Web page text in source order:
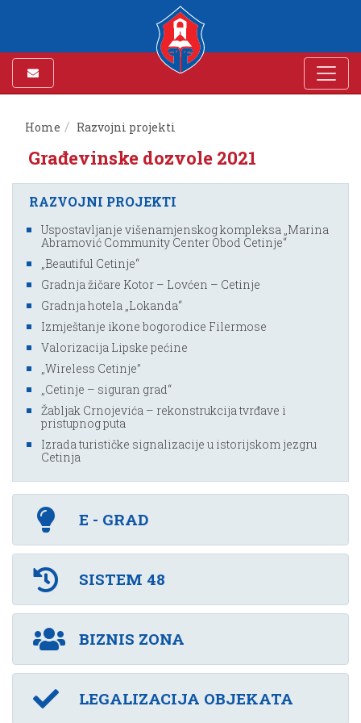
Home Razvojni projekti
Građevinske dozvole 2021
RAZVOJNI PROJEKTI
Uspostavljanje višenamjenskog kompleksa „Marina
Abramović Community Center Obod Cetinje“
„Beautiful Cetinje“
Gradnja žičare Kotor – Lovćen – Cetinje
Gradnja hotela „Lokanda“
Izmještanje ikone bogorodice Filermose
Valorizacija Lipske pećine
„Wireless Cetinje”
„Cetinje – siguran grad“
Žabljak Crnojevića – rekonstrukcija tvrđave i
pristupnog puta
Izrada turističke signalizacije u istorijskom jezgru
Cetinja
E - GRAD
SISTEM 48
BIZNIS ZONA
LEGALIZACIJA OBJEKATA